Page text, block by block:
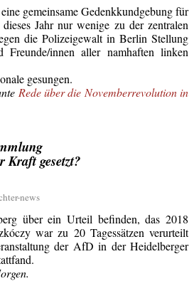
gemeinsame Gedenkkundgebung für
Jahr nur wenige zu der zentralen
die Polizeigewalt in Berlin Stellung
innen aller namhaften linken
gesungen.
Rede über die Novemberrevolution in
gesetzt?
news
über ein Urteil befinden, das 2018
war zu 20 Tagessätzen verurteilt
der AfD in der Heidelberger